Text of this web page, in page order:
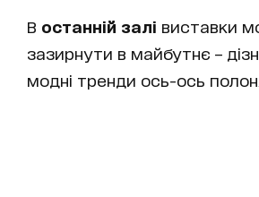
В останній залі виставки
зазирнути в майбутнє –
модні тренди ось-ось